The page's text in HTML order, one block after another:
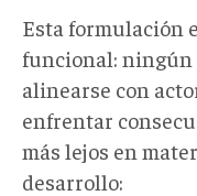
Esta formulación
funcional: ningún
alinearse con
enfrentar
más lejos en
desarrollo: